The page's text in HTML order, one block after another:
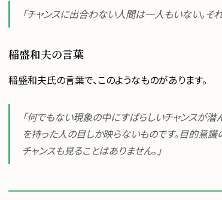
「チャンスに出合わない人間は一人もいない。そ
稲盛和夫の言葉
稲盛和夫氏の言葉で、このようなものがあります。
「何でもない現象の中にすばらしいチャンスが潜
を持った人の目しか映らないものです。目的意
チャンスも見ることはありません。」